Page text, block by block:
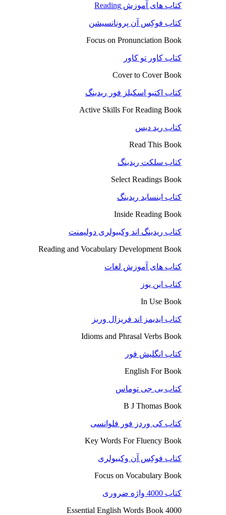
کتاب های آموزش Reading
کتاب فوکِس آن پرونانسیشن
Focus on Pronunciation Book
کتاب کاور تو کاور
Cover to Cover Book
کتاب اکتیو اسکیلز فور ریدینگ
Active Skills For Reading Book
کتاب رید دیس
Read This Book
کتاب سلکت ریدینگ
Select Readings Book
کتاب اینساید ریدینگ
Inside Reading Book
کتاب ریدینگ اند وکبیولری دولپمنت
Reading and Vocabulary Development Book
کتاب های آموزش لغات
کتاب این یوز
In Use Book
کتاب ایدیمز اند فریزال وربز
Idioms and Phrasal Verbs Book
کتاب انگلیش فور
English For Book
کتاب بی جی توماس
B J Thomas Book
کتاب کی وردز فور فلوانسی
Key Words For Fluency Book
کتاب فوکِس آن وکبیولری
Focus on Vocabulary Book
کتاب 4000 واژه ضروری
4000 Essential English Words Book